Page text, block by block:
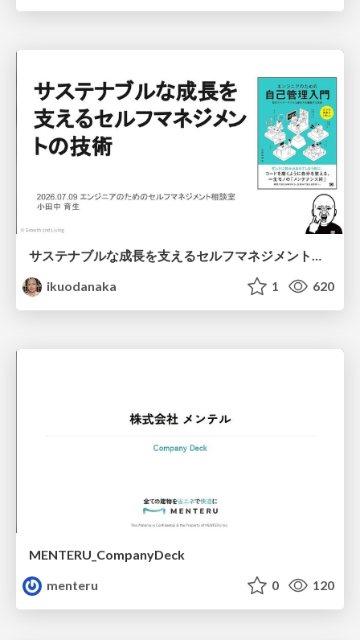
サステナブルな成長を支えるセルフマネジメントの技術/Self Management skill for growth
ikuodanaka
1 620
MENTERU_CompanyDeck
menteru
0 120